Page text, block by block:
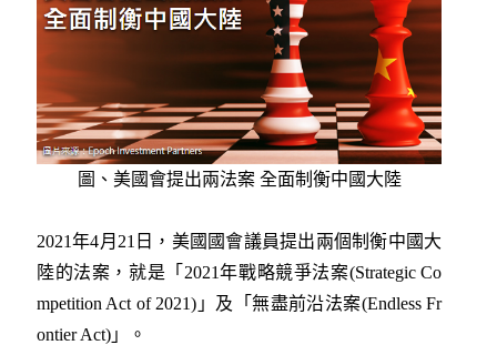
圖、美國會提出兩法案 全面制衡中國大陸
2021年4月21日，美國國會議員提出兩個制衡中國大
陸的法案，就是「2021年戰略競爭法案(Strategic Co
mpetition Act of 2021)」及「無盡前沿法案(Endless Fr
ontier Act)」。